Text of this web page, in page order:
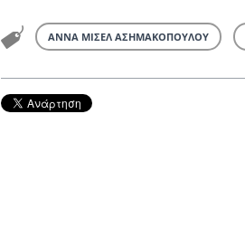
ΑΝΝΑ ΜΙΣΕΛ ΑΣΗΜΑΚΟΠΟΥΛΟΥ